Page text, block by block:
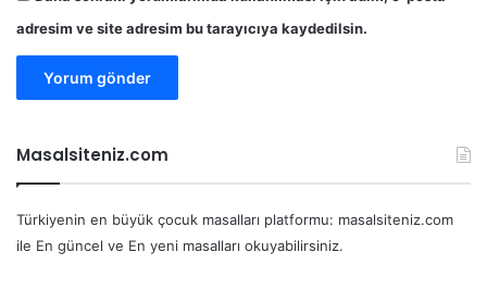
adresim ve site adresim bu tarayıcıya kaydedilsin.
Masalsiteniz.com
Türkiyenin en büyük çocuk masalları platformu: masalsiteniz.com
ile En güncel ve En yeni masalları okuyabilirsiniz.